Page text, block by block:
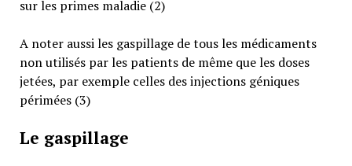
sur les primes maladie (2)
A noter aussi les gaspillage de tous les médicaments
non utilisés par les patients de même que les doses
jetées, par exemple celles des injections géniques
périmées (3)
Le gaspillage